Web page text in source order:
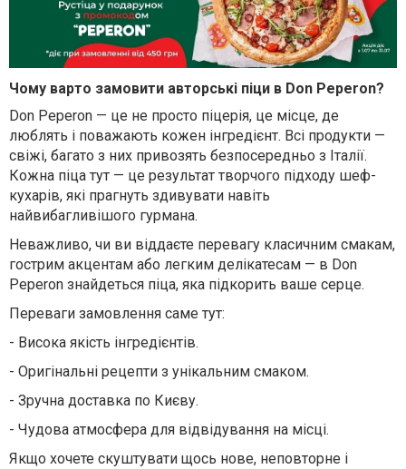
Чому варто замовити авторські піци в Don Peperon?
Don Peperon — це не просто піцерія, це місце, де
люблять і поважають кожен інгредієнт. Всі продукти —
свіжі, багато з них привозять безпосередньо з Італії.
Кожна піца тут — це результат творчого підходу шеф-
кухарів, які прагнуть здивувати навіть
найвибагливішого гурмана.
Неважливо, чи ви віддаєте перевагу класичним смакам,
гострим акцентам або легким делікатесам — в Don
Peperon знайдеться піца, яка підкорить ваше серце.
Переваги замовлення саме тут:
- Висока якість інгредієнтів.
- Оригінальні рецепти з унікальним смаком.
- Зручна доставка по Києву.
- Чудова атмосфера для відвідування на місці.
Якщо хочете скуштувати щось нове, неповторне і